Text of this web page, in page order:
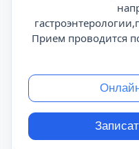
Прием проводится